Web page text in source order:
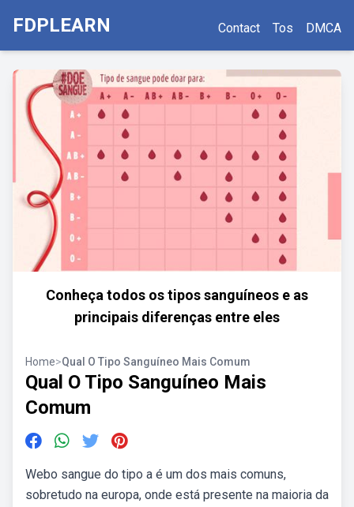
FDPLEARN Contact Tos DMCA
Conheça todos os tipos sanguíneos e as
principais diferenças entre eles
Home>Qual O Tipo Sanguíneo Mais Comum
Qual O Tipo Sanguíneo Mais
Comum
Webo sangue do tipo a é um dos mais comuns,
sobretudo na europa, onde está presente na maioria da